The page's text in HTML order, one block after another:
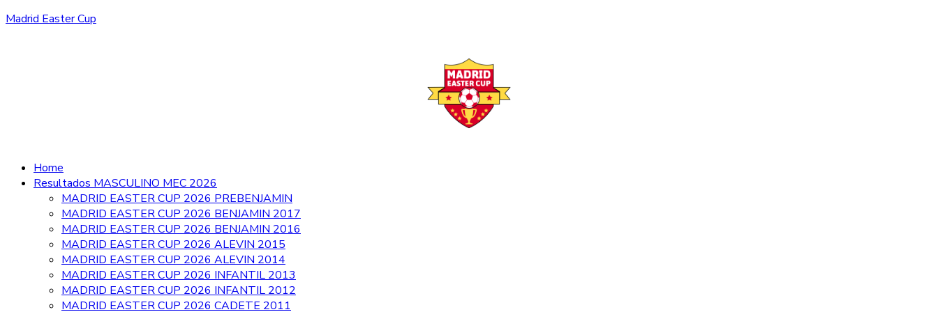
Madrid Easter Cup
Home
Resultados MASCULINO MEC 2026
MADRID EASTER CUP 2026 PREBENJAMIN
MADRID EASTER CUP 2026 BENJAMIN 2017
MADRID EASTER CUP 2026 BENJAMIN 2016
MADRID EASTER CUP 2026 ALEVIN 2015
MADRID EASTER CUP 2026 ALEVIN 2014
MADRID EASTER CUP 2026 INFANTIL 2013
MADRID EASTER CUP 2026 INFANTIL 2012
MADRID EASTER CUP 2026 CADETE 2011